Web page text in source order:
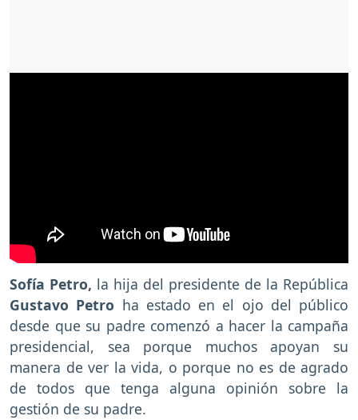
Sofía Petro, la hija del presidente de la República
Gustavo Petro ha estado en el ojo del público
desde que su padre comenzó a hacer la campaña
presidencial, sea porque muchos apoyan su
manera de ver la vida, o porque no es de agrado
de todos que tenga alguna opinión sobre la
gestión de su padre.